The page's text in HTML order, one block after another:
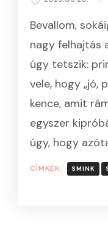
Bevallom,
nagy felhajtás
úgy tetszik:
vele, hogy „jó,
kence, amit
egyszer
úgy, hogy
CÍMKÉK: SMINK